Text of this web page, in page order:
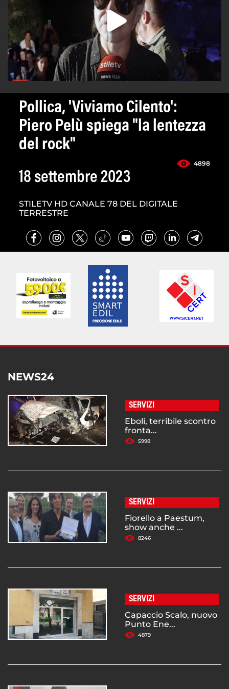
Pollica, 'Viviamo Cilento':
Piero Pelù spiega "la lentezza
del rock"
4898
18 settembre 2023
STILETV HD CANALE 78 DEL DIGITALE
TERRESTRE
NEWS24
SERVIZI
Eboli, terribile scontro
fronta...
5998
SERVIZI
Fiorello a Paestum,
show anche ...
8246
SERVIZI
Capaccio Scalo, nuovo
Punto Ene...
4879